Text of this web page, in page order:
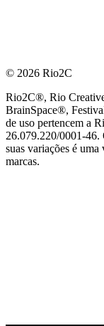
© 2026 Rio2C
Rio2C®, Rio
BrainSpace®,
de uso pertencem a
26.079.220/0001-46.
suas variações é
marcas.